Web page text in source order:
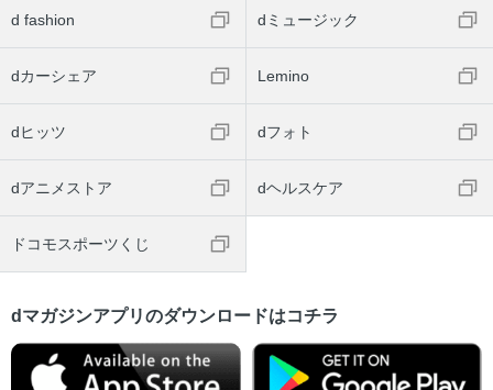
d fashion dミュージック
dカーシェア Lemino
dヒッツ dフォト
dアニメストア dヘルスケア
ドコモスポーツくじ
dマガジンアプリのダウンロードはコチラ